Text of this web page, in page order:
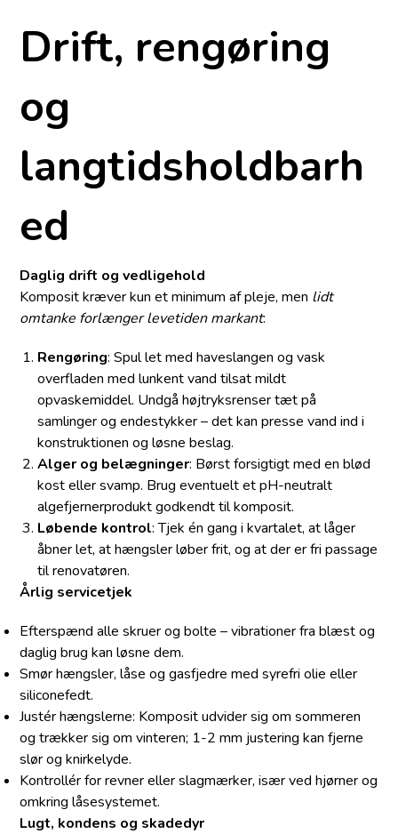
Drift, rengøring
og
langtidsholdbarh
ed
Daglig drift og vedligehold
Komposit kræver kun et minimum af pleje, men lidt
omtanke forlænger levetiden markant:
Rengøring: Spul let med haveslangen og vask
overfladen med lunkent vand tilsat mildt
opvaskemiddel. Undgå højtryksrenser tæt på
samlinger og endestykker – det kan presse vand ind i
konstruktionen og løsne beslag.
Alger og belægninger: Børst forsigtigt med en blød
kost eller svamp. Brug eventuelt et pH-neutralt
algefjernerprodukt godkendt til komposit.
Løbende kontrol: Tjek én gang i kvartalet, at låger
åbner let, at hængsler løber frit, og at der er fri passage
til renovatøren.
Årlig servicetjek
Efterspænd alle skruer og bolte – vibrationer fra blæst og
daglig brug kan løsne dem.
Smør hængsler, låse og gasfjedre med syrefri olie eller
siliconefedt.
Justér hængslerne: Komposit udvider sig om sommeren
og trækker sig om vinteren; 1-2 mm justering kan fjerne
slør og knirkelyde.
Kontrollér for revner eller slagmærker, især ved hjørner og
omkring låsesystemet.
Lugt, kondens og skadedyr